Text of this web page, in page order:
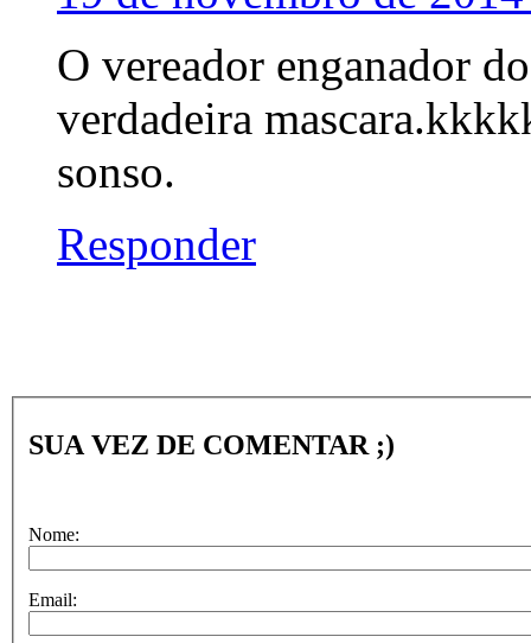
O vereador enganador
verdadeira
sonso.
Responder
SUA VEZ DE COMENTAR ;)
Nome:
Email: